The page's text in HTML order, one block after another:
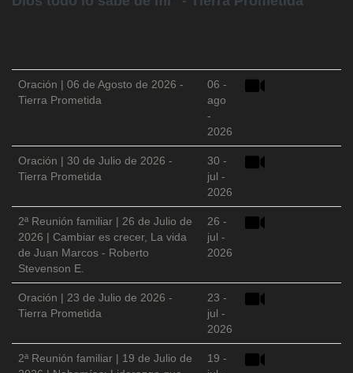
Oración | 06 de Agosto de 2026 -
Tierra Prometida
06 -
ago
-
2026
Oración | 30 de Julio de 2026 -
Tierra Prometida
30 -
jul -
2026
2ª Reunión familiar | 26 de Julio de
2026 | Cambiar es crecer, La vida
de Juan Marcos - Roberto
Stevenson E.
26 -
jul -
2026
Oración | 23 de Julio de 2026 -
Tierra Prometida
23 -
jul -
2026
2ª Reunión familiar | 19 de Julio de
19 -